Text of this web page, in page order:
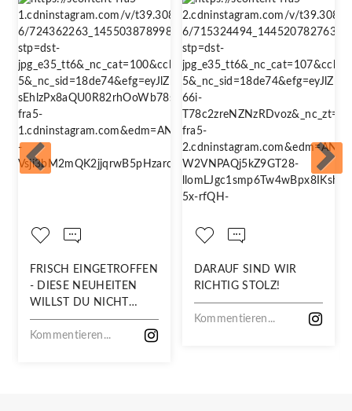
FRISCH EINGETROFFEN
- DIESE NEUHEITEN
WILLST DU NICHT
VERPASSEN!
Kommentieren...
DARAUF SIND WIR
RICHTIG STOLZ!
Kommentieren...